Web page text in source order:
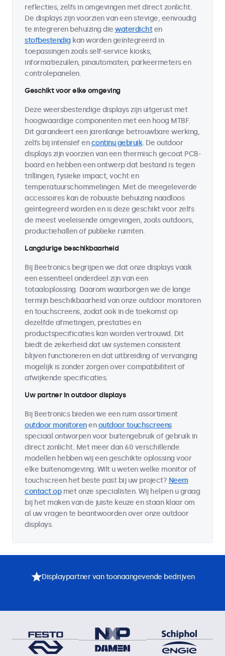
reflecties, zelfs in omgevingen met direct zonlicht.
De displays zijn voorzien van een stevige, eenvoudig
te integreren behuizing die waterdichten
stofbestendig kan worden geïntegreerd in
toepassingen zoals self-service kiosks,
informatiezuilen, pinautomaten, parkeermeters en
controlepanelen.
Geschikt voor elke omgeving
Deze weersbestendige displays zijn uitgerust met
hoogwaardige componenten met een hoog MTBF.
Dit garandeert een jarenlange betrouwbare werking,
zelfs bij intensief encontinu gebruik. De outdoor
displays zijn voorzien van een thermisch gecoat PCB-
board en hebben een ontwerp dat bestand is tegen
trillingen, fysieke impact, vocht en
temperatuurschommelingen. Met de meegeleverde
accessoires kan de robuuste behuizing naadloos
geïntegreerd worden en is deze geschikt voor zelfs
de meest veeleisende omgevingen, zoals outdoors,
productiehallen of publieke ruimten.
Langdurige beschikbaarheid
Bij Beetronics begrijpen we dat onze displays vaak
een essentieel onderdeel zijn van een
totaaloplossing. Daarom waarborgen we de lange
termijn beschikbaarheid van onze outdoor monitoren
en touchscreens, zodat ook in de toekomst op
dezelfde afmetingen, prestaties en
productspecificaties kan worden vertrouwd. Dit
biedt de zekerheid dat uw systemen consistent
blijven functioneren en dat uitbreiding of vervanging
mogelijk is zonder zorgen over compatibiliteit of
afwijkende specificaties.
Uw partner in outdoor displays
Bij Beetronics bieden we een ruim assortiment
outdoor monitorenenoutdoor touchscreens
speciaal ontworpen voor buitengebruik of gebruik in
direct zonlicht. Met meer dan 60 verschillende
modellen hebben wij een geschikte oplossing voor
elke buitenomgeving. Wilt u weten welke monitor of
touchscreen het beste past bij uw project? Neem
contact opmet onze specialisten. Wij helpen u graag
bij het maken van de juiste keuze en staan klaar om
al uw vragen te beantwoorden over onze outdoor
displays.
Displaypartner van toonaangevende bedrijven